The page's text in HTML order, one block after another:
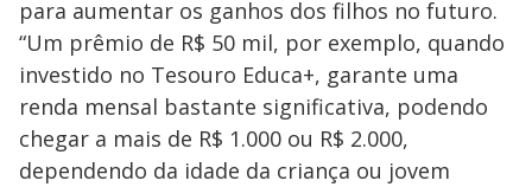
para aumentar os ganhos dos filhos no futuro.
“Um prêmio de R$ 50 mil, por exemplo, quando
investido no Tesouro Educa+, garante uma
renda mensal bastante significativa, podendo
chegar a mais de R$ 1.000 ou R$ 2.000,
dependendo da idade da criança ou jovem